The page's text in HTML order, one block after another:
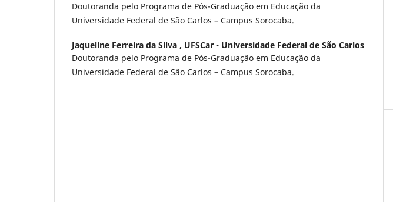
Doutoranda pelo Programa de Pós-Graduação em Educação da
Universidade Federal de São Carlos – Campus Sorocaba.
Jaqueline Ferreira da Silva , UFSCar - Universidade Federal de São Carlos
Doutoranda pelo Programa de Pós-Graduação em Educação da
Universidade Federal de São Carlos – Campus Sorocaba.